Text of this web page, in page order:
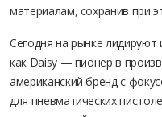
материалам, сохранив при
Сегодня на рынке лидируют
как Daisy — пионер в
американский бренд с
для пневматических